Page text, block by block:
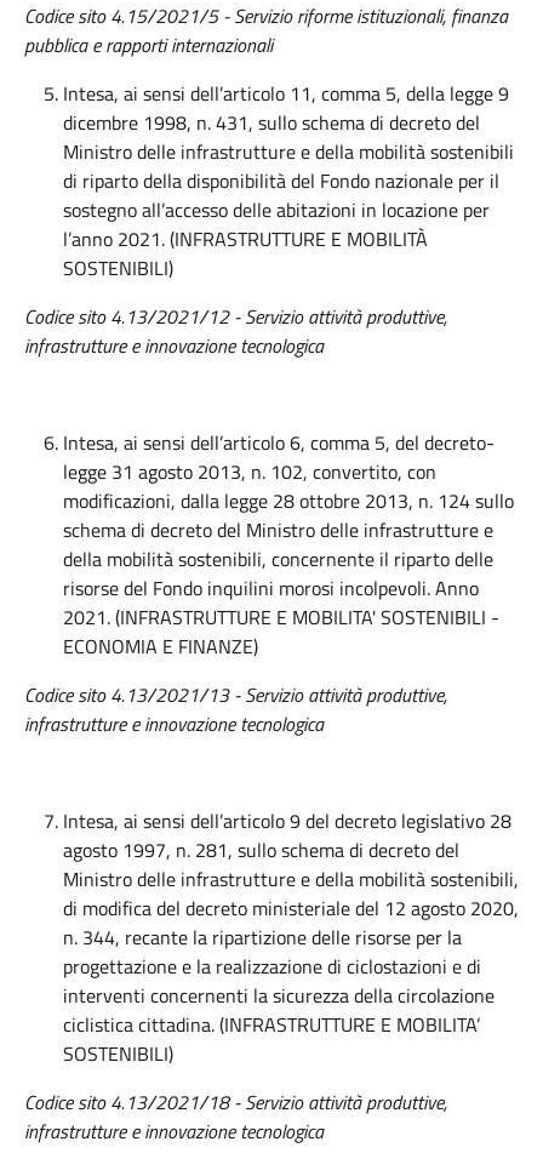
Codice sito 4.15/2021/5 - Servizio riforme istituzionali, finanza
pubblica e rapporti internazionali
Intesa, ai sensi dell’articolo 11, comma 5, della legge 9
dicembre 1998, n. 431, sullo schema di decreto del
Ministro delle infrastrutture e della mobilità sostenibili
di riparto della disponibilità del Fondo nazionale per il
sostegno all’accesso delle abitazioni in locazione per
l’anno 2021. (INFRASTRUTTURE E MOBILITÀ
SOSTENIBILI)
Codice sito 4.13/2021/12 - Servizio attività produttive,
infrastrutture e innovazione tecnologica
Intesa, ai sensi dell’articolo 6, comma 5, del decreto-
legge 31 agosto 2013, n. 102, convertito, con
modificazioni, dalla legge 28 ottobre 2013, n. 124 sullo
schema di decreto del Ministro delle infrastrutture e
della mobilità sostenibili, concernente il riparto delle
risorse del Fondo inquilini morosi incolpevoli. Anno
2021. (INFRASTRUTTURE E MOBILITA' SOSTENIBILI -
ECONOMIA E FINANZE)
Codice sito 4.13/2021/13 - Servizio attività produttive,
infrastrutture e innovazione tecnologica
Intesa, ai sensi dell’articolo 9 del decreto legislativo 28
agosto 1997, n. 281, sullo schema di decreto del
Ministro delle infrastrutture e della mobilità sostenibili,
di modifica del decreto ministeriale del 12 agosto 2020,
n. 344, recante la ripartizione delle risorse per la
progettazione e la realizzazione di ciclostazioni e di
interventi concernenti la sicurezza della circolazione
ciclistica cittadina. (INFRASTRUTTURE E MOBILITA’
SOSTENIBILI)
Codice sito 4.13/2021/18 - Servizio attività produttive,
infrastrutture e innovazione tecnologica